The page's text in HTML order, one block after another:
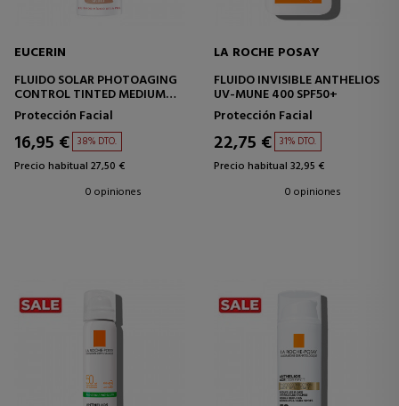
EUCERIN
FLUIDO SOLAR PHOTOAGING
CONTROL TINTED MEDIUM
SPF50+
Protección Facial
16,95 € 38% DTO.
Precio habitual 27,50 €
0 opiniones
LA ROCHE POSAY
FLUIDO INVISIBLE ANTHELIOS
UV-MUNE 400 SPF50+
Protección Facial
22,75 € 31% DTO.
Precio habitual 32,95 €
0 opiniones